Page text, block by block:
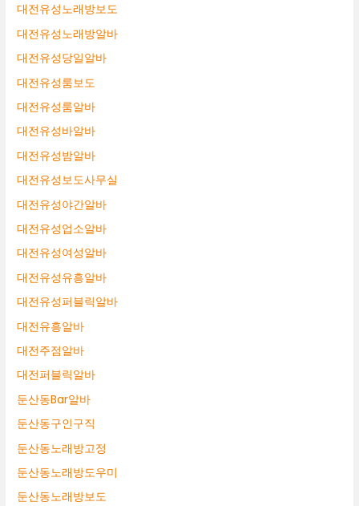
대전유성노래방보도
대전유성노래방알바
대전유성당일알바
대전유성룸보도
대전유성룸알바
대전유성바알바
대전유성밤알바
대전유성보도사무실
대전유성야간알바
대전유성업소알바
대전유성여성알바
대전유성유흥알바
대전유성퍼블릭알바
대전유흥알바
대전주점알바
대전퍼블릭알바
둔산동Bar알바
둔산동구인구직
둔산동노래방고정
둔산동노래방도우미
둔산동노래방보도